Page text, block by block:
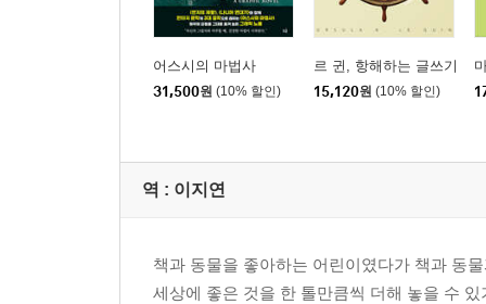
어스시의 마법사
31,500원 (10% 할인)
르 귄, 항해하는 글쓰기
15,120원 (10% 할인)
역 : 이지연
책과 동물을 좋아하는 어린이였다가 책과 동
세상에 좋은 것을 한 톨만큼씩 더해 놓을 수